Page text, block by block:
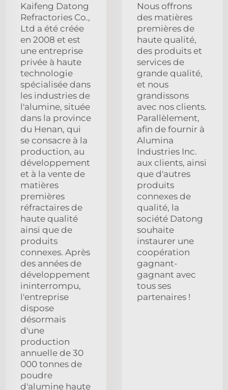
Kaifeng Datong
Refractories Co.,
Ltd a été créée
en 2008 et est
une entreprise
privée à haute
technologie
spécialisée dans
les industries de
l'alumine, située
dans la province
du Henan, qui
se consacre à la
production, au
développement
et à la vente de
matières
premières
réfractaires de
haute qualité
ainsi que de
produits
connexes. Après
des années de
développement
ininterrompu,
l'entreprise
dispose
désormais
d'une
production
annuelle de 30
000 tonnes de
poudre
d'alumine haute
Nous offrons
des matières
premières de
haute qualité,
des produits et
services de
grande qualité,
et nous
grandissons
avec nos clients.
Parallèlement,
afin de fournir à
Alumina
Industries Inc.
aux clients, ainsi
que d'autres
produits
connexes de
qualité, la
société Datong
souhaite
instaurer une
coopération
gagnant-
gagnant avec
tous ses
partenaires !